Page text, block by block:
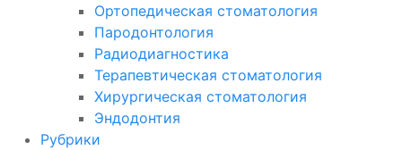
Ортопедическая стоматология
Пародонтология
Радиодиагностика
Терапевтическая стоматология
Хирургическая стоматология
Эндодонтия
Рубрики